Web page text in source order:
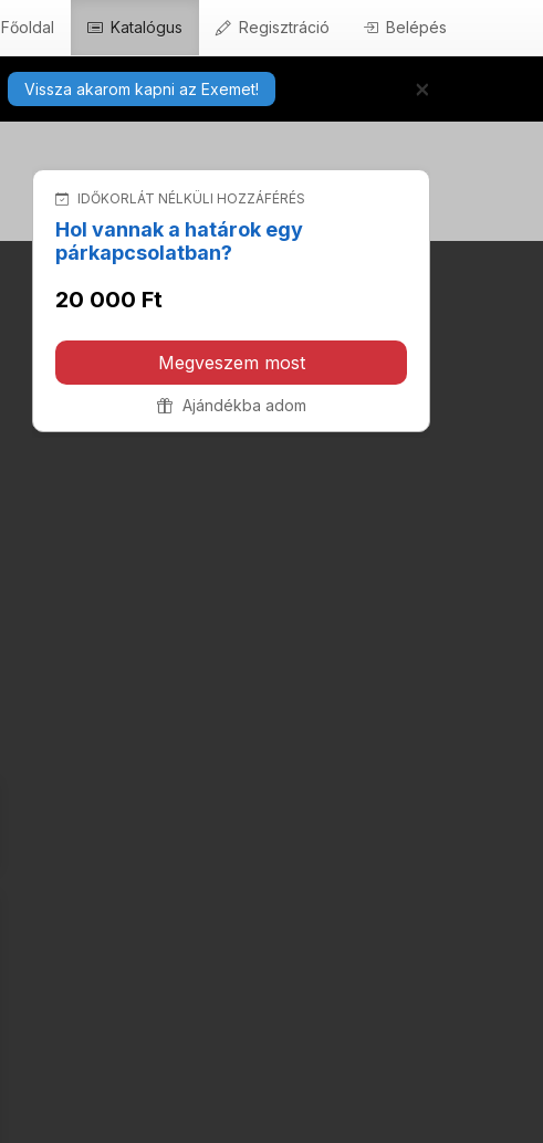
Főoldal Katalógus Regisztráció Belépés
Vissza akarom kapni az Exemet! ×
IDŐKORLÁT NÉLKÜLI HOZZÁFÉRÉS
Hol vannak a határok egy
párkapcsolatban?
20 000 Ft
Megveszem most
Ajándékba adom